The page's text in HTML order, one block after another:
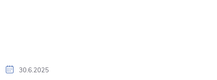
30.6.2025